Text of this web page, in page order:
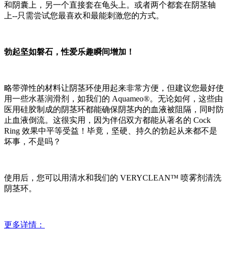
和阴囊上，另一个直接套在龟头上。或者两个都套在阴茎轴
上--只需尝试您最喜欢和最能刺激您的方式。
勃起坚如磐石，性爱乐趣瞬间增加！
略带弹性的材料让阴茎环使用起来非常方便，但建议您最好使
用一些水基润滑剂，如我们的 Aquameo®。无论如何，这些由
医用硅胶制成的阴茎环都能确保阴茎内的血液被阻隔，同时防
止血液倒流。这很实用，因为伴侣双方都能从著名的 Cock
Ring 效果中平等受益！毕竟，坚硬、持久的勃起从来都不是
坏事，不是吗？
使用后，您可以用清水和我们的 VERYCLEAN™ 喷雾剂清洗
阴茎环。
更多详情：